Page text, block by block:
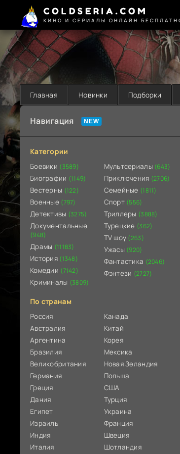
COLDSERIA.COM
КИНО И СЕРИАЛЫ ОНЛАЙН
Главная Новинки Подборки
Навигация
Категории
Боевики (3589)
Биографии (1149)
Вестерны (122)
Военные (797)
Детективы (3275)
Документальные
(948)
Драмы (11183)
История (1348)
Комедии (7142)
Криминалы (3809)
Мультсериалы (643)
Приключения (2706)
Семейные (1811)
Спорт (556)
Триллеры (3888)
Турецкие (362)
TV шоу (263)
Ужасы (920)
Фантастика (2046)
Фэнтези (2727)
По странам
Россия
Австралия
Аргентина
Бразилия
Великобритания
Германия
Греция
Дания
Египет
Израиль
Индия
Италия
Канада
Китай
Корея
Мексика
Новая Зеландия
Польша
США
Турция
Украина
Франция
Швеция
Шотландия